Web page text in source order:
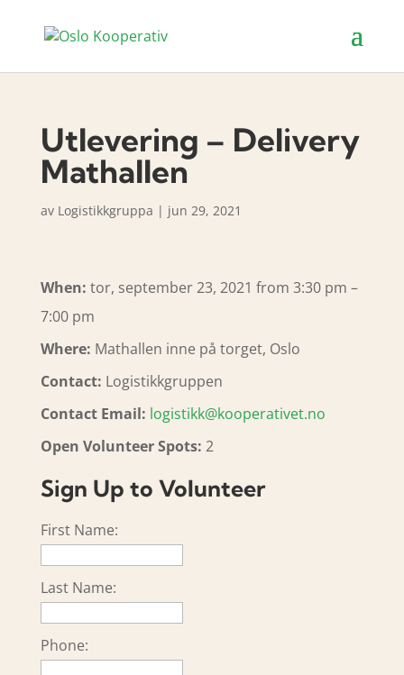
Utlevering – Delivery
Mathallen
av Logistikkgruppa | jun 29, 2021
When: tor, september 23, 2021 from 3:30 pm –
7:00 pm
Where: Mathallen inne på torget, Oslo
Contact: Logistikkgruppen
Contact Email: logistikk@kooperativet.no
Open Volunteer Spots: 2
Sign Up to Volunteer
First Name:
Last Name:
Phone: